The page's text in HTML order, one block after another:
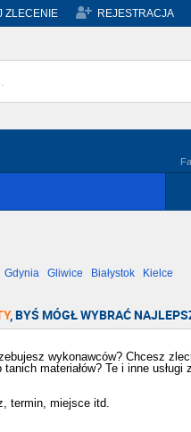
ZLECENIE REJESTRACJA
Gdynia Gliwice Białystok
Kielce
, BYŚ MÓGŁ WYBRAĆ
wykonawców? Chcesz
materiałów? Te i inne usługi
termin, miejsce itd.